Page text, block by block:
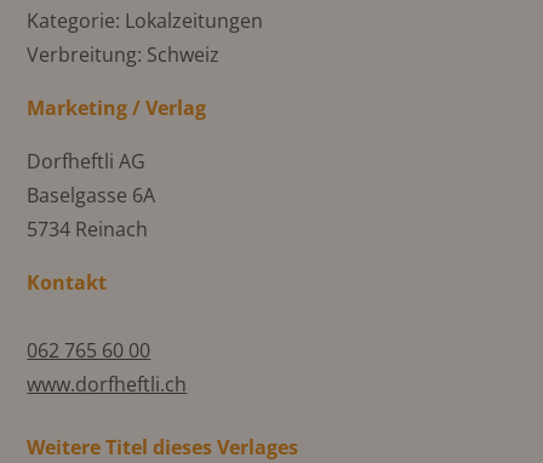
Kategorie: Lokalzeitungen
Verbreitung: Schweiz
Marketing / Verlag
Dorfheftli AG
Baselgasse 6A
5734 Reinach
Kontakt
062 765 60 00
www.dorfheftli.ch
Weitere Titel dieses Verlages